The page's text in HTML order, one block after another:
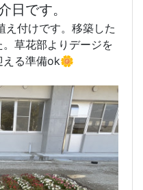
日です。
付けです。移築した
草花部よりデージを
える準備ok🌼